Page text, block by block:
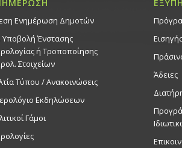
Ενημέρωση Δημοτών
Υποβολή Ένστασης
ή Τροποποίησης
Στοιχείων
Τύπου / Ανακοινώσεις
Εκδηλώσεων
Γάμοι
Άδειες